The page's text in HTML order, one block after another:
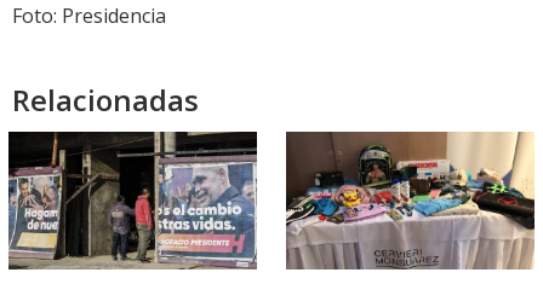
Foto: Presidencia
Relacionadas